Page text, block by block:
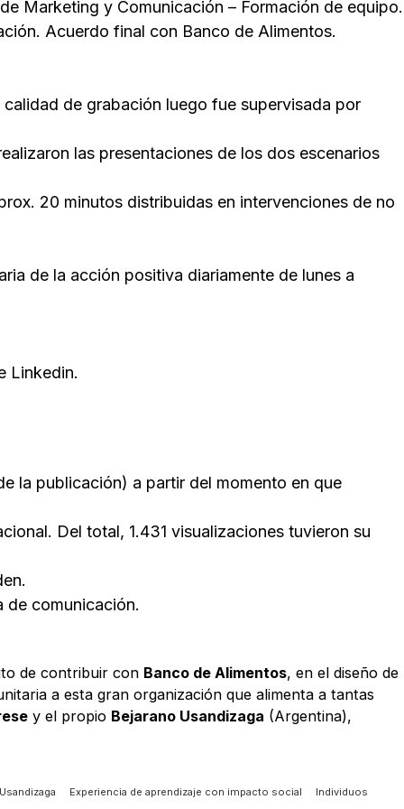
Marketing y Comunicación – Formación de equipo.
Acuerdo final con Banco de Alimentos.
de grabación luego fue supervisada por
las presentaciones de los dos escenarios
20 minutos distribuidas en intervenciones de no
de la acción positiva diariamente de lunes a
Linkedin.
la publicación) a partir del momento en que
Del total, 1.431 visualizaciones tuvieron su
de comunicación.
de contribuir con Banco de Alimentos, en el diseño de
a esta gran organización que alimenta a tantas
y el propio Bejarano Usandizaga (Argentina),
Experiencia de aprendizaje con impacto social Individuos